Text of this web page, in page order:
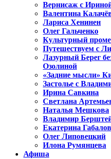
Вернисаж с
Валентина
Лариса Хенинен
Олег Гальченко
Культурный
Путешествуем с
Лазурный Берег
Озолиной
«Задние мысли»
Застолье с
Ирина Савкина
Светлана
Наталья Мешкова
Владимир
Екатерина
Олег Липовецкий
Илона Румянцева
Афиша